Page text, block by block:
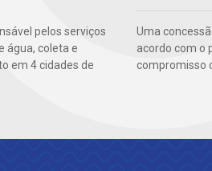
pelos serviços
água, coleta e
em 4 cidades de
Uma
acordo com o
compromisso